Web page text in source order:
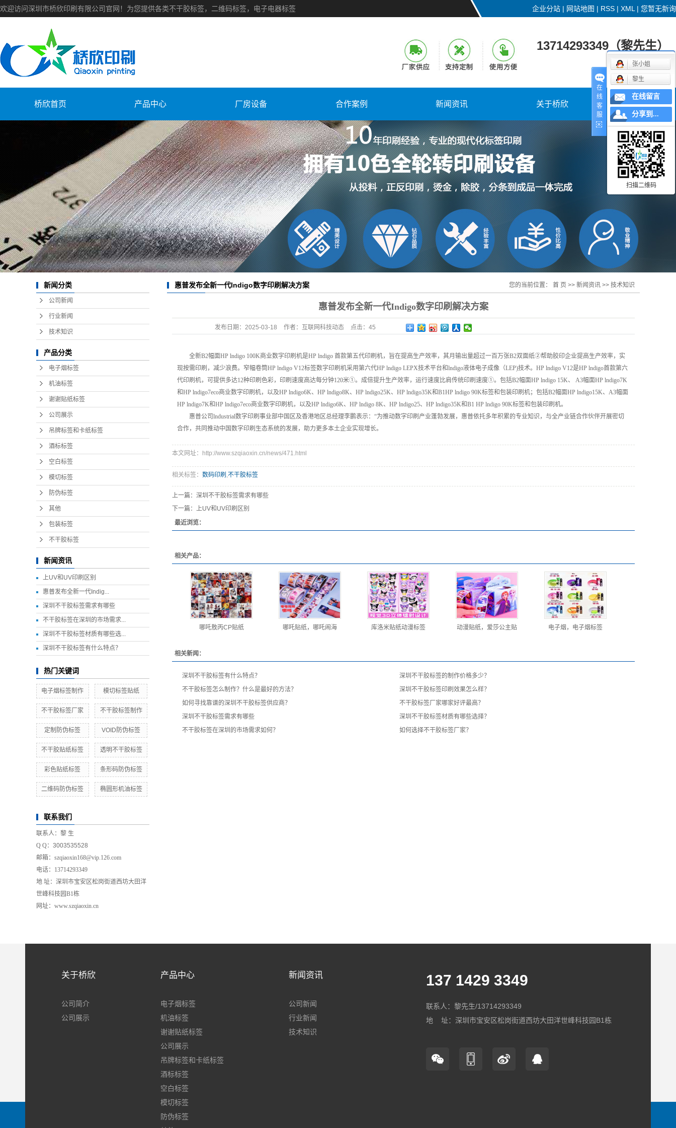
欢迎访问深圳市桥欣印刷有限公司官网！为您提供各类不干胶标签，二维码标签，电子电器标签 企业分站 | 网站地图 | RSS | XML | 您暂无新
13714293349（黎先生）
桥欣首页 产品中心 厂房设备 合作案例 新闻资讯 关于桥欣 联系桥欣
新闻分类
公司新闻
行业新闻
技术知识
产品分类
电子烟标签
机油标签
谢谢贴纸标签
公司展示
吊牌标签和卡纸标签
酒标标签
空白标签
模切标签
防伪标签
其他
包装标签
不干胶标签
新闻资讯
上UV和UV印刷区别
惠普发布全新一代Indig...
深圳不干胶标签需求有哪些
不干胶标签在深圳的市场需求...
深圳不干胶标签材质有哪些选...
深圳不干胶标签有什么特点？
热门关键词
电子烟标签制作 模切标签贴纸
不干胶标签厂家 不干胶标签制作
定制防伪标签 VOID防伪标签
不干胶贴纸标签 透明不干胶标签
彩色贴纸标签 条形码防伪标签
二维码防伪标签 椭圆形机油标签
联系我们
联系人： 黎 生
Q Q： 3003535528
邮箱： szqiaoxin168@vip.126.com
电话： 13714293349
地 址： 深圳市宝安区松岗街道西坊大田洋
世峰科技园B1栋
网址：www.szqiaoxin.cn
惠普发布全新一代Indigo数字印刷解决方案 您的当前位置： 首 页 >> 新闻资讯 >> 技术知识
惠普发布全新一代Indigo数字印刷解决方案
发布日期： 2025-03-18 作者： 互联网科技动态 点击： 45
全新B2幅面HP lndigo 100K商业数字印刷机是HP lndigo 首款第五代印刷机，旨在提高生产效率，其月输出量超过一百万张B2双面纸②帮助胶印企业提高生产效率，实
现按需印刷，减少浪费。窄幅卷筒HP lndigo V12标签数字印刷机采用第六代HP lndigo LEPX技术平台和lndigo液体电子成像（LEP)技术。 HP lndigo V12是HP lndigo首款第六
代印刷机，可提供多达12种印刷色彩，印刷速度高达每分钟120米①。成倍提升生产效率，运行速度比肩传统印刷速度①。包括B2幅面HP lndigo 15K、 A3幅面HP lndigo7K
和HP lndigo7eco商业数字印刷机，以及HP lndigo6K、 HP lndigo8K、 HP lndigo25K、 HP lndigo35K和B1HP lndigo 90K标签和包装印刷机；包括B2幅面HP lndigo15K、A3幅面
HP lndigo7K和HP lndigo7eco商业数字印刷机，以及HP lndigo6K、HP lndigo 8K、HP lndigo25、HP lndigo35K和B1 HP lndigo 90K标签和包装印刷机。
惠普公司lndustrial数字印刷事业部中国区及香港地区总经理李鹏表示：“为推动数字印刷产业蓬勃发展，惠普依托多年积累的专业知识，与全产业链合作伙伴开展密切
合作，共同推动中国数字印刷生态系统的发展，助力更多本土企业实现增长。
本文网址：http://www.szqiaoxin.cn/news/471.html
相关标签： 数码印刷 ,不干胶标签
上一篇： 深圳不干胶标签需求有哪些
下一篇： 上UV和UV印刷区别
最近浏览：
相关产品：
哪吒敖丙CP贴纸 哪吒贴纸，哪吒闹海 库洛米贴纸动漫标签 动漫贴纸，爱莎公主贴 电子烟，电子烟标签
相关新闻：
深圳不干胶标签有什么特点？
深圳不干胶标签的制作价格多少？
不干胶标签怎么制作？什么是最好的方法？
深圳不干胶标签印刷效果怎么样？
如何寻找靠谱的深圳不干胶标签供应商？
不干胶标签厂家哪家好评最高？
深圳不干胶标签需求有哪些
深圳不干胶标签材质有哪些选择？
不干胶标签在深圳的市场需求如何？
如何选择不干胶标签厂家？
关于桥欣
公司简介
公司展示
产品中心
电子烟标签
机油标签
谢谢贴纸标签
公司展示
吊牌标签和卡纸标签
酒标标签
空白标签
模切标签
防伪标签
新闻资讯
公司新闻
行业新闻
技术知识
137 1429 3349
联系人：黎先生/13714293349
地 址：深圳市宝安区松岗街道西坊大田洋世峰科技园B1栋
在
线
客
服
张小姐
黎生
在线留言
分享到...
扫描二维码